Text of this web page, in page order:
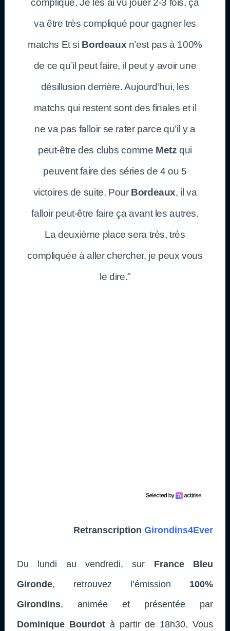
compliqué. Je les ai vu jouer 2-3 fois, ça
va être très compliqué pour gagner les
matchs Et si Bordeauxn’est pas à 100%
de ce qu’il peut faire, il peut y avoir une
désillusion derrière. Aujourd’hui, les
matchs qui restent sont des finales et il
ne va pas falloir se rater parce qu’il y a
peut-être des clubs comme Metz qui
peuvent faire des séries de 4 ou 5
victoires de suite. Pour Bordeaux, il va
falloir peut-être faire ça avant les autres.
La deuxième place sera très, très
compliquée à aller chercher, je peux vous
le dire.”
Retranscription Girondins4Ever
Du lundi au vendredi, sur France Bleu
Gironde, retrouvez l’émission 100%
Girondins, animée et présentée par
Dominique Bourdotà partir de 18h30. Vous